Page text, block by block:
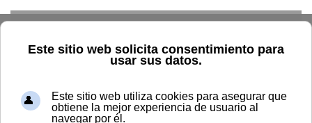
Inicio Estudiar Oferta académica
Publicaciones
Ciencias Sociales
Vulneración y acceso a los sistemas de